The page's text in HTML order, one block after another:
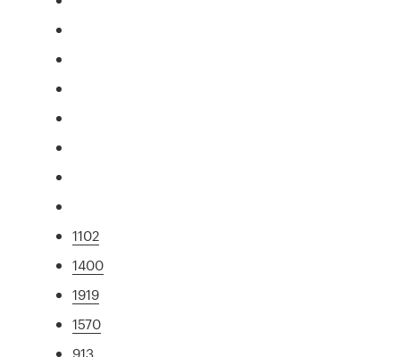
1102
1400
1919
1570
913